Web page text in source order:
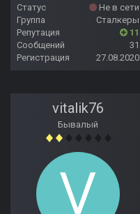
Статус
Не в сети
Группа
Сталкеры
Репутация
11
Сообщений
31
Регистрация
27.08.2020
vitalik76
Бывалый